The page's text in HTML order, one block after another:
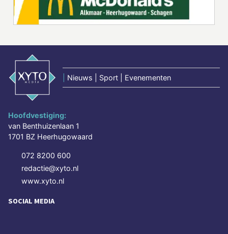
Nieuws | Sport | Evenementen
Hoofdvestiging:
van Benthuizenlaan 1
1701 BZ Heerhugowaard
072 8200 600
redactie@xyto.nl
www.xyto.nl
SOCIAL MEDIA